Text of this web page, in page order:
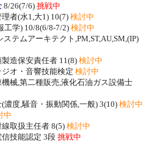
8/26(7/6) 挑戦中
者(水1,大1) 10(7) 検討中
工学) 10/8(6/8-7/2) 検討中
ステムアーキテクト,PM,ST,AU,SM,(IP)
造保安責任者 11(8)検討中
ジオ・音響技能検定 検討中
械,第二種販売,液化石油ガス設備士
濃度,騒音・振動関係,一般) 3(10) 検討中
中
取扱主任者 8(5) 検討中
技能認定 3段 挑戦中